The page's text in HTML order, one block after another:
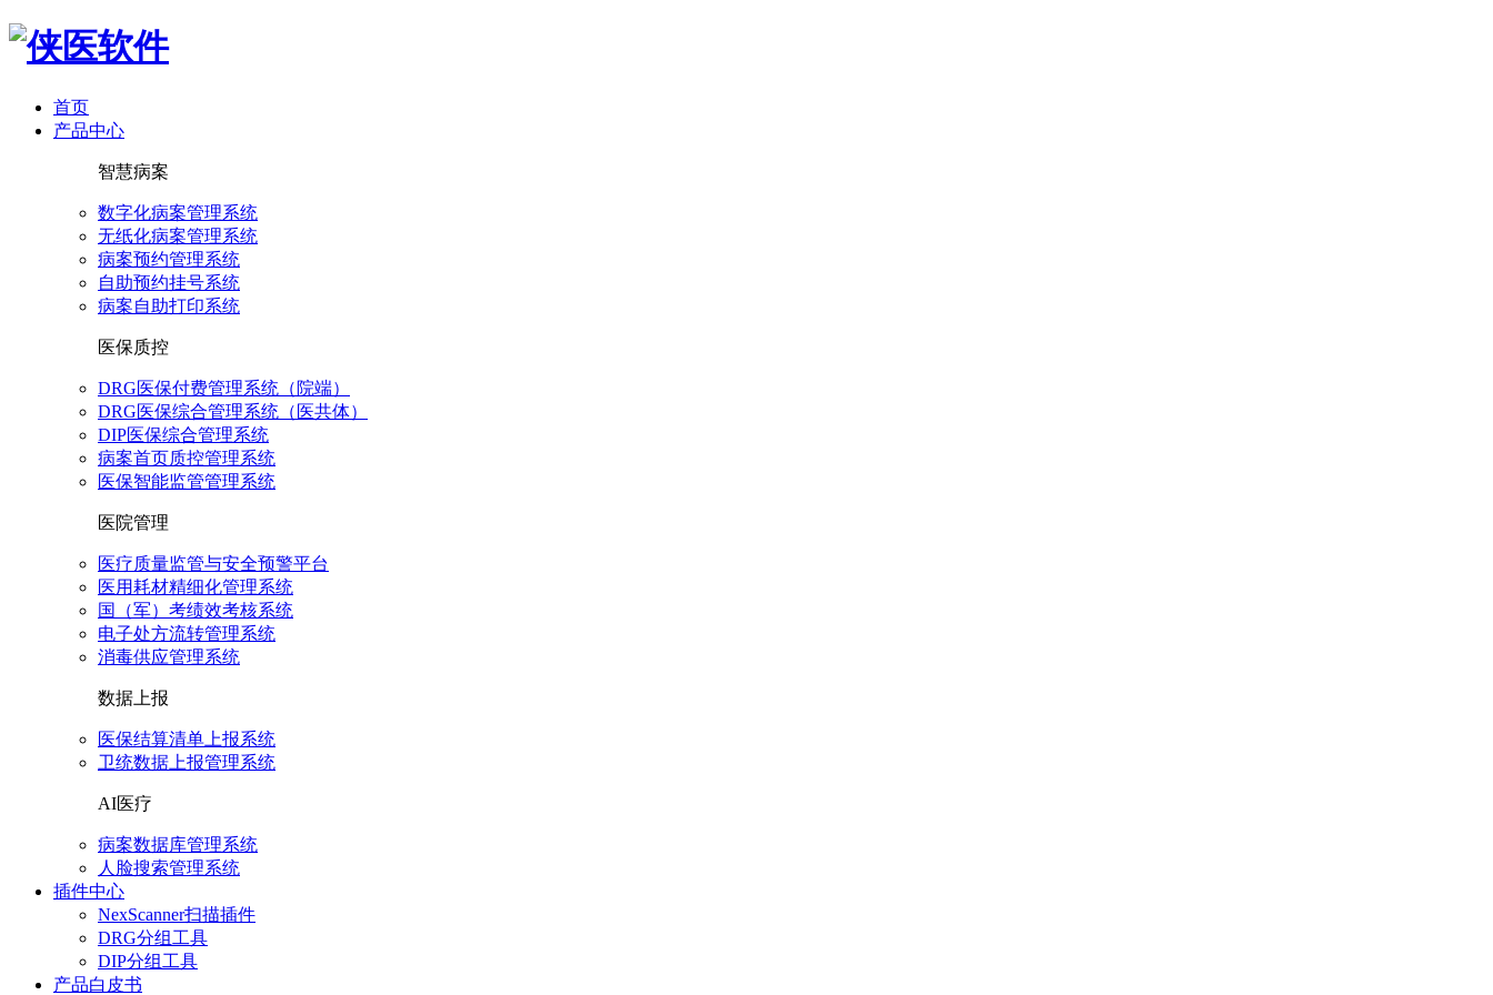
首页
产品中心
智慧病案
数字化病案管理系统
无纸化病案管理系统
病案预约管理系统
自助预约挂号系统
病案自助打印系统
医保质控
DRG医保付费管理系统（院端）
DRG医保综合管理系统（医共体）
DIP医保综合管理系统
病案首页质控管理系统
医保智能监管管理系统
医院管理
医疗质量监管与安全预警平台
医用耗材精细化管理系统
国（军）考绩效考核系统
电子处方流转管理系统
消毒供应管理系统
数据上报
医保结算清单上报系统
卫统数据上报管理系统
AI医疗
病案数据库管理系统
人脸搜索管理系统
插件中心
NexScanner扫描插件
DRG分组工具
DIP分组工具
产品白皮书